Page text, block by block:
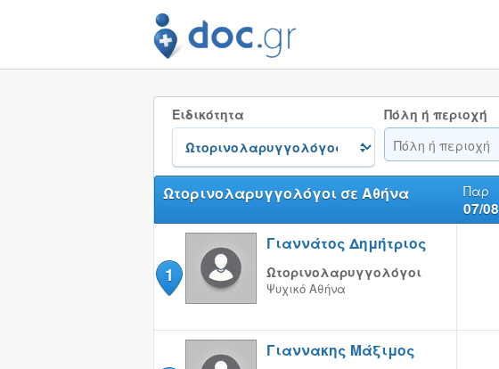
Ειδικότητα Πόλη ή περιοχή
Παρ
07/08
Ωτορινολαρυγγολόγοι σε Αθήνα
1
Γιαννάτος Δημήτριος
Ωτορινολαρυγγολόγοι
Ψυχικό Αθήνα
Γιαννακης Μάξιμος